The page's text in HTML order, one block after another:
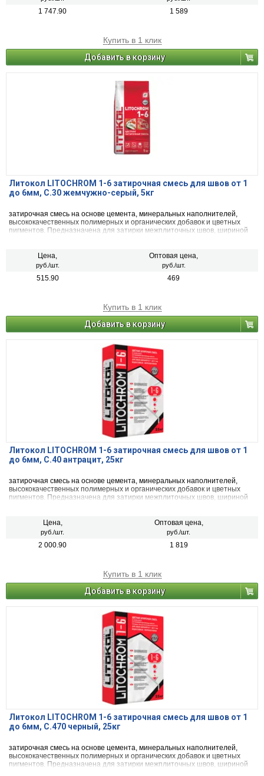
1 747.90 1 589
Купить в 1 клик
Добавить в корзину
Литокол LITOCHROM 1-6 затирочная смесь для швов от 1
до 6мм, C.30 жемчужно-серый, 5кг
затирочная смесь на основе цемента, минеральных наполнителей,
высококачественных полимерных и органических добавок и цветных
пигментов. Предназначена для затирки межплиточных швов, шириной
агломератом.
Цена,
руб./шт.
Оптовая цена,
руб./шт.
515.90 469
Купить в 1 клик
Добавить в корзину
Литокол LITOCHROM 1-6 затирочная смесь для швов от 1
до 6мм, C.40 антрацит, 25кг
затирочная смесь на основе цемента, минеральных наполнителей,
высококачественных полимерных и органических добавок и цветных
пигментов. Предназначена для затирки межплиточных швов, шириной
агломератом.
Цена,
руб./шт.
Оптовая цена,
руб./шт.
2 000.90 1 819
Купить в 1 клик
Добавить в корзину
Литокол LITOCHROM 1-6 затирочная смесь для швов от 1
до 6мм, C.470 черный, 25кг
затирочная смесь на основе цемента, минеральных наполнителей,
высококачественных полимерных и органических добавок и цветных
пигментов. Предназначена для затирки межплиточных швов, шириной